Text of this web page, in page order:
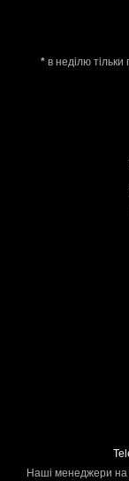
* в неділю
Наші менеджери на